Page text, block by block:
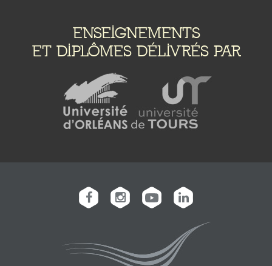
ENSEIGNEMENTS
ET DIPLÔMES DÉLIVRÉS PAR